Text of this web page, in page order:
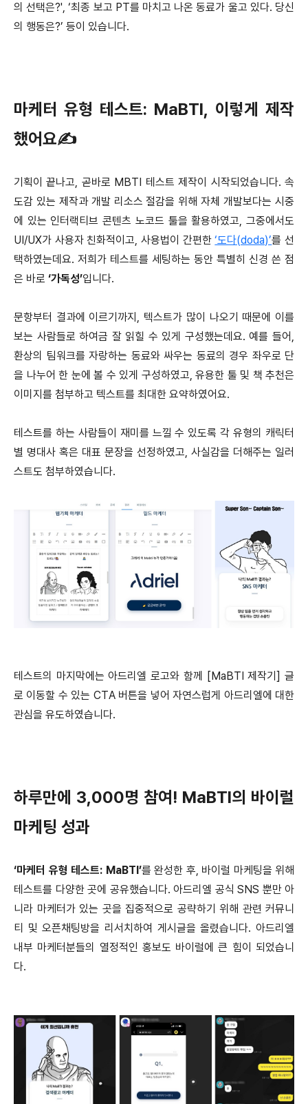
의 선택은?', ‘최종 보고 PT를 마치고 나온 동료가 울고 있다. 당신
의 행동은?’ 등이 있습니다.
마케터 유형 테스트: MaBTI, 이렇게 제작
했어요✍
기획이 끝나고, 곧바로 MBTI 테스트 제작이 시작되었습니다. 속
도감 있는 제작과 개발 리소스 절감을 위해 자체 개발보다는 시중
에 있는 인터랙티브 콘텐츠 노코드 툴을 활용하였고, 그중에서도
UI/UX가 사용자 친화적이고, 사용법이 간편한‘도다(doda)’를 선
택하였는데요. 저희가 테스트를 세팅하는 동안 특별히 신경 쓴 점
은 바로 ‘가독성’입니다.
문항부터 결과에 이르기까지, 텍스트가 많이 나오기 때문에 이를
보는 사람들로 하여금 잘 읽힐 수 있게 구성했는데요. 예를 들어,
환상의 팀워크를 자랑하는 동료와 싸우는 동료의 경우 좌우로 단
을 나누어 한 눈에 볼 수 있게 구성하였고, 유용한 툴 및 책 추천은
이미지를 첨부하고 텍스트를 최대한 요약하였어요.
테스트를 하는 사람들이 재미를 느낄 수 있도록 각 유형의 캐릭터
별 명대사 혹은 대표 문장을 선정하였고, 사실감을 더해주는 일러
스트도 첨부하였습니다.
테스트의 마지막에는 아드리엘 로고와 함께 [MaBTI 제작기] 글
로 이동할 수 있는 CTA 버튼을 넣어 자연스럽게 아드리엘에 대한
관심을 유도하였습니다.
하루만에 3,000명 참여! MaBTI의 바이럴
마케팅 성과
‘마케터 유형 테스트: MaBTI’를 완성한 후, 바이럴 마케팅을 위해
테스트를 다양한 곳에 공유했습니다. 아드리엘 공식 SNS 뿐만 아
니라 마케터가 있는 곳을 집중적으로 공략하기 위해 관련 커뮤니
티 및 오픈채팅방을 리서치하여 게시글을 올렸습니다. 아드리엘
내부 마케터분들의 열정적인 홍보도 바이럴에 큰 힘이 되었습니
다.